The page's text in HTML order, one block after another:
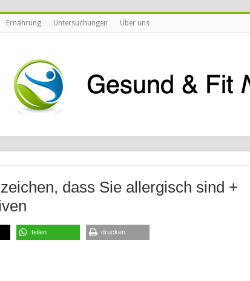
Ernährung Untersuchungen Über uns
dass Sie allergisch sind +
teilen drucken